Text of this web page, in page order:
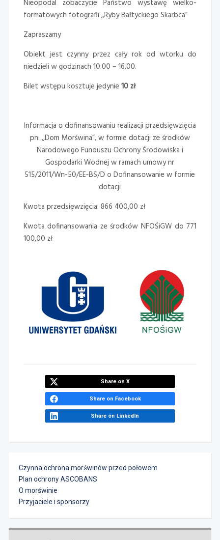
Czynna ochrona morświnów przed połowem
Plan ochrony ASCOBANS
O morświnie
Przyjaciele i sponsorzy
Nieopodal zobaczycie Państwo wystawę wielko-
formatowych fotografii ,,Ryby Bałtyckiego Skarbca”
Zapraszamy
Obiekt jest czynny przez cały rok od wtorku do
niedzieli w godzinach 10.00 – 16.00.
Bilet wstępu kosztuje jedynie 10 zł
Informacja o dofinansowaniu realizacji przedsięwzięcia
pn. ,,Dom Morświna”, w formie dotacji ze środków
Narodowego Funduszu Ochrony Środowiska i
Gospodarki Wodnej w ramach umowy nr
515/2011/Wn-50/EE-BS/D o Dofinansowanie w formie
dotacji
Kwota przedsięwzięcia: 866 400,00 zł
Kwota dofinansowania ze środków NFOŚiGW do 771
100,00 zł
Share on X
Share on Facebook
Share on LinkedIn